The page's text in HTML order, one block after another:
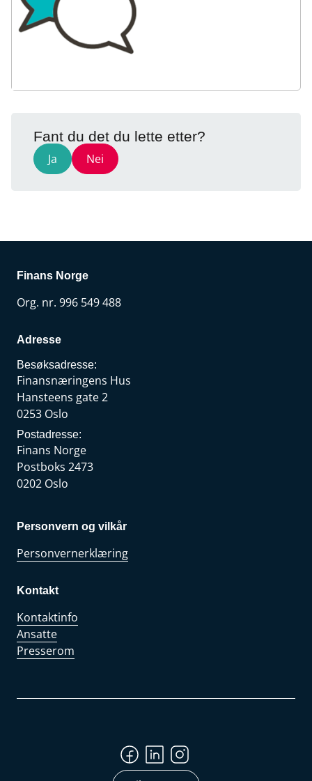
Fant du det du lette etter?
Ja Nei
Finans Norge
Org. nr. 996 549 488
Adresse
Besøksadresse:
Finansnæringens Hus
Hansteens gate 2
0253 Oslo
Postadresse:
Finans Norge
Postboks 2473
0202 Oslo
Personvern og vilkår
Personvernerklæring
Kontakt
Kontaktinfo
Ansatte
Presserom